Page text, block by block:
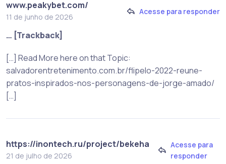
www.peakybet.com/
11 de junho de 2026
Acesse para responder
… [Trackback]
[…] Read More here on that Topic:
salvadorentretenimento.com.br/flipelo-2022-reune-
pratos-inspirados-nos-personagens-de-jorge-amado/
[…]
https://inontech.ru/project/bekeha
21 de julho de 2026
Acesse para
responder